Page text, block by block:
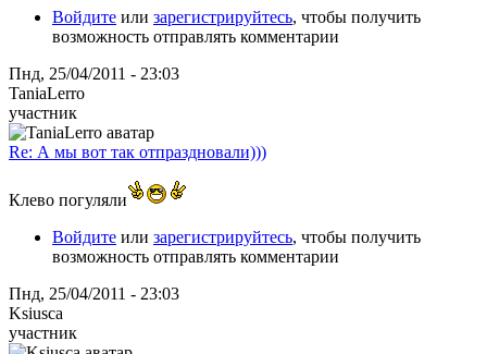
Войдите или зарегистрируйтесь, чтобы получить
возможность отправлять комментарии
Пнд, 25/04/2011 - 23:03
TaniaLerro
участник
Re: А мы вот так отпраздновали)))
Клево погуляли
Войдите или зарегистрируйтесь, чтобы получить
возможность отправлять комментарии
Пнд, 25/04/2011 - 23:03
Ksiusca
участник